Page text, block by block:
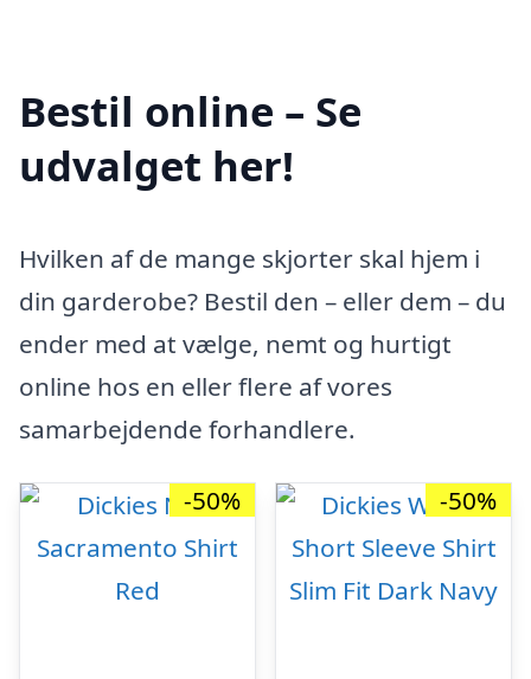
Bestil online – Se
udvalget her!
Hvilken af de mange skjorter skal hjem i
din garderobe? Bestil den – eller dem – du
ender med at vælge, nemt og hurtigt
online hos en eller flere af vores
samarbejdende forhandlere.
-50% -50%